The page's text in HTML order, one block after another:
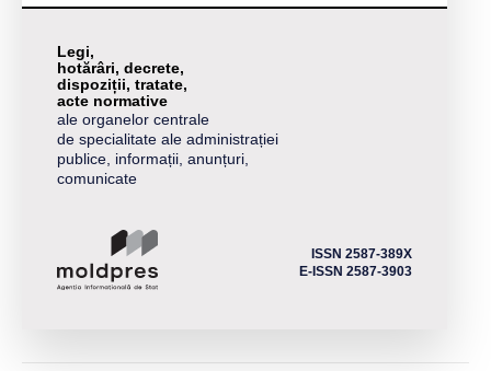
Legi,
hotărâri, decrete,
dispoziții, tratate,
acte normative
ale organelor centrale
de specialitate ale administrației
publice, informații, anunțuri,
comunicate
ISSN 2587-389X
E-ISSN 2587-3903